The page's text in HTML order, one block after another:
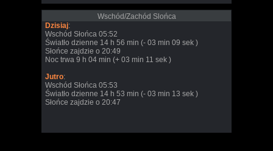
Wschód/Zachód Slońca
Dzisiaj:
Wschód Słońca 05:52
Światło dzienne 14 h 56 min (- 03 min 09 sek )
Słońce zajdzie o 20:49
Noc trwa 9 h 04 min (+ 03 min 11 sek )
Jutro:
Wschód Słońca 05:53
Światło dzienne 14 h 53 min (- 03 min 13 sek )
Słońce zajdzie o 20:47